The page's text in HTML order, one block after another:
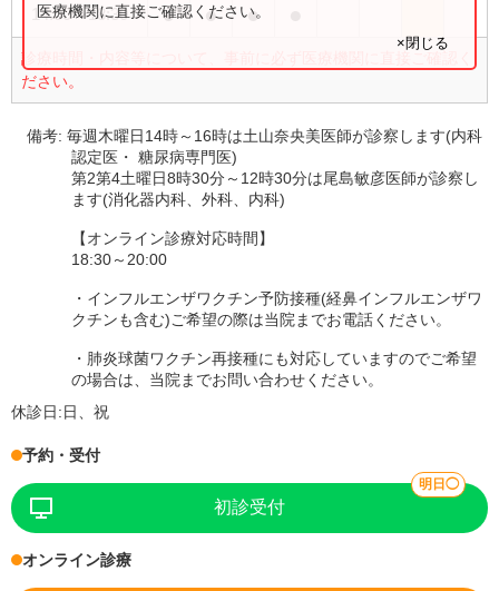
14:00〜18:30 ● ● ●
診療時間・内容等について、事前に必ず医療機関に直接ご確認く
ださい。
医療機関に直接ご確認ください。
×閉じる
備考:毎週木曜日14時～16時は土山奈央美医師が診察します(内科
認定医・ 糖尿病専門医)
第2第4土曜日8時30分～12時30分は尾島敏彦医師が診察し
ます(消化器内科、外科、内科)
【オンライン診療対応時間】
18:30～20:00
・インフルエンザワクチン予防接種(経鼻インフルエンザワ
クチンも含む)ご希望の際は当院までお電話ください。
・肺炎球菌ワクチン再接種にも対応していますのでご希望
の場合は、当院までお問い合わせください。
休診日:日、祝
予約・受付
初診受付
明日◯
オンライン診療